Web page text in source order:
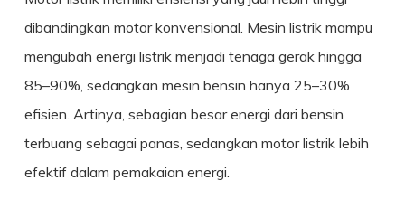
dibandingkan motor konvensional. Mesin listrik mampu
mengubah energi listrik menjadi tenaga gerak hingga
85–90%, sedangkan mesin bensin hanya 25–30%
efisien. Artinya, sebagian besar energi dari bensin
terbuang sebagai panas, sedangkan motor listrik lebih
efektif dalam pemakaian energi.